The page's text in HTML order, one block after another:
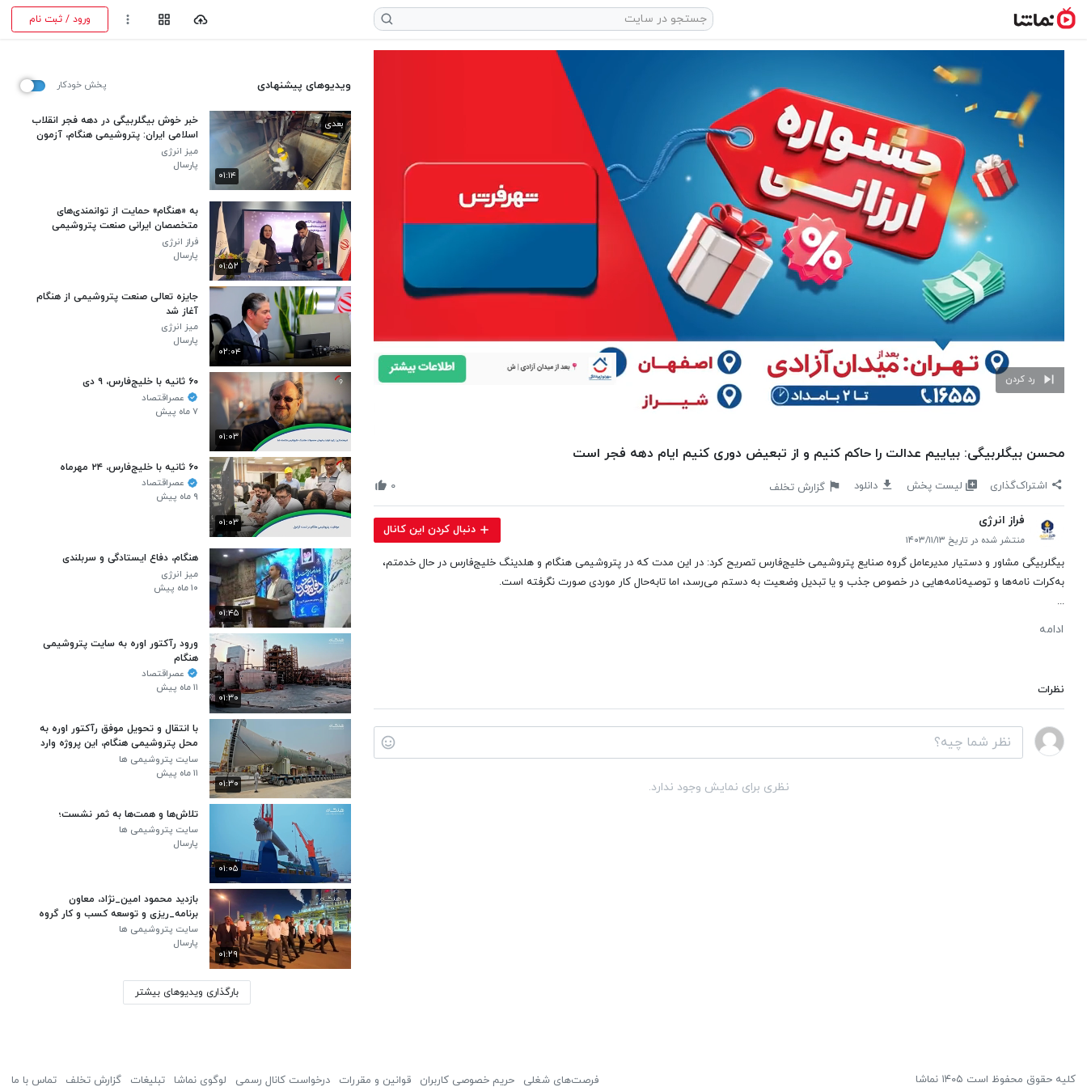
ورود / ثبت نام
رد کردن
محسن بیگلربیگی: بیاییم عدالت را حاکم کنیم و از تبعیض دوری کنیم ایام دهه فجر است
اشتراک‌گذاری لیست پخش دانلود گزارش تخلف ۰
فراز انرژی
منتشر شده در تاریخ ۱۴۰۳/۱۱/۱۳
دنبال کردن این کانال
بیگلربیگی مشاور و دستیار مدیرعامل گروه صنایع پتروشیمی خلیج‌فارس تصریح کرد: در این مدت که در پتروشیمی هنگام و هلدینگ خلیج‌فارس در حال خدمتم،
به‌کرات نامه‌ها و توصیه‌نامه‌هایی در خصوص جذب و یا تبدیل وضعیت به دستم می‌رسد، اما تابه‌حال کار موردی صورت نگرفته است.
...
ادامه
نظرات
نظری برای نمایش وجود ندارد.
ویدیوهای پیشنهادی پخش خودکار
۰۱:۱۴
بعدی
خبر خوش بیگلربیگی در دهه فجر انقلاب
اسلامی ایران: پتروشیمی هنگام، آزمون
جامع استخدامی برگزار خواهد کرد
میز انرژی
پارسال
۰۱:۵۲
به «هنگام» حمایت از توانمندی‌های
متخصصان ایرانی صنعت پتروشیمی
فراز انرژی
پارسال
۰۲:۰۴
جایزه تعالی صنعت پتروشیمی از هنگام
آغاز شد
میز انرژی
پارسال
۰۱:۰۳
۶۰ ثانیه با خلیج‌فارس، ۹ دی
عصراقتصاد
۷ ماه پیش
۰۱:۰۳
۶۰ ثانیه با خلیج‌فارس، ۲۴ مهرماه
عصراقتصاد
۹ ماه پیش
۰۱:۴۵
هنگام، دفاع ایستادگی و سربلندی
میز انرژی
۱۰ ماه پیش
۰۱:۳۰
ورود رآکتور اوره به سایت پتروشیمی
هنگام
عصراقتصاد
۱۱ ماه پیش
۰۱:۳۰
با انتقال و تحویل موفق رآکتور اوره به
محل پتروشیمی هنگام، این پروژه وارد
مراحل پایانی راه‌اندازی خود شد
سایت پتروشیمی ها
۱۱ ماه پیش
۰۱:۰۵
تلاش‌ها و همت‌ها به ثمر نشست؛
سایت پتروشیمی ها
پارسال
۰۱:۲۹
بازدید محمود امین_نژاد، معاون
برنامه_ریزی و توسعه کسب و کار گروه
صنایع پتروشیمی خلیج فارس از
پتروشیمی هنگام
سایت پتروشیمی ها
پارسال
بارگذاری ویدیوهای بیشتر
کلیه حقوق محفوظ است ۱۴۰۵ نماشا فرصت‌های شغلی حریم خصوصی کاربران قوانین و مقررات درخواست کانال رسمی لوگوی نماشا تبلیغات گزارش تخلف تماس با ما